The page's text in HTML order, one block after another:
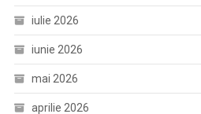
iulie 2026
iunie 2026
mai 2026
aprilie 2026